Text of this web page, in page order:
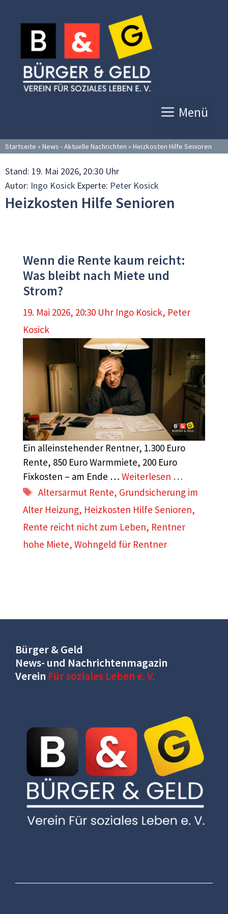
Inhalt
springen
Menü
Startseite » News - Aktuelle Nachrichten » Heizkosten Hilfe Senioren
Stand: 19. Mai 2026, 20:30 Uhr
Autor: Ingo Kosick Experte: Peter Kosick
Heizkosten Hilfe Senioren
Wenn die Rente kaum reicht:
Was bleibt nach Miete und
Strom?
19. Mai 2026, 20:30 Uhr Ingo Kosick, Peter
Kosick
Ein alleinstehender Rentner, 1.300 Euro
Rente, 850 Euro Warmmiete, 200 Euro
Fixkosten – am Ende … Weiterlesen …
Schlagwörter
Altersarmut Rente, Grundsicherung im
Alter Heizung, Heizkosten Hilfe Senioren,
Rente reicht nicht zum Leben, Rentner
hohe Miete, Wohngeld für Rentner
Bürger & Geld
News- und Nachrichtenmagazin
Verein Für soziales Leben e. V.